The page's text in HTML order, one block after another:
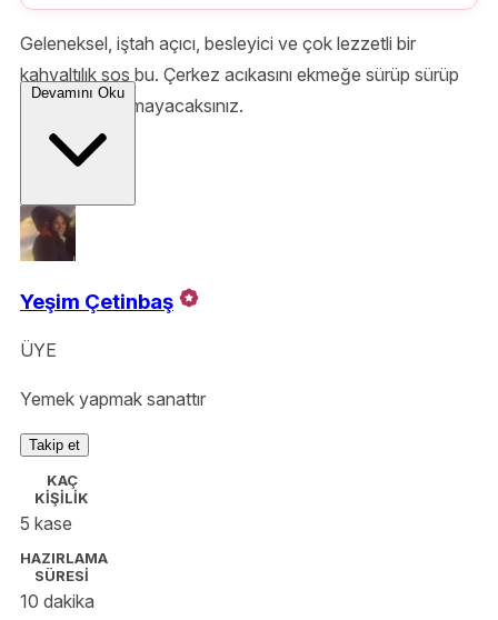
Geleneksel, iştah açıcı, besleyici ve çok lezzetli bir
kahvaltılık sos bu. Çerkez acıkasını ekmeğe sürüp sürüp
yemeye doyamayacaksınız.
Devamını Oku
Yeşim Çetinbaş
ÜYE
Yemek yapmak sanattır
Takip et
KAÇ
KİŞİLİK
5 kase
HAZIRLAMA
SÜRESİ
10 dakika